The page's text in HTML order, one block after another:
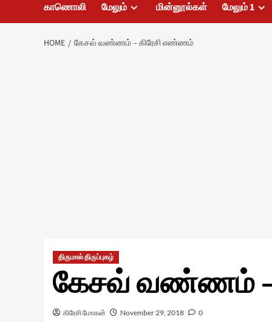
காணொலி மேலும் மின்னூல்கள் மேலும் 1
HOME கேசவ் வண்ணம் – கிரேசி எண்ணம்
திருமால் திருப்புகழ்
கேசவ் வண்ணம் –
கிரேசி மோகன் November 29, 2018 0